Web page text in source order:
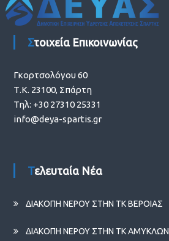
Στοιχεία Επικοινωνίας
Γκορτσολόγου 60
Τ.Κ. 23100, Σπάρτη
Τηλ: +30 27310 25331
info@deya-spartis.gr
Τελευταία Νέα
ΔΙΑΚΟΠΗ ΝΕΡΟΥ ΣΤΗΝ ΤΚ ΒΕΡΟΙΑΣ
ΔΙΑΚΟΠΗ ΝΕΡΟΥ ΣΤΗΝ ΤΚ ΑΜΥΚΛΩΝ